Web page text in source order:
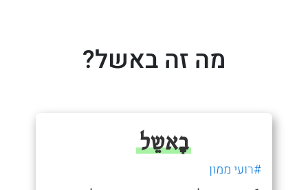
מה זה באשל?
בַׇאשֵל
#רועי ממון